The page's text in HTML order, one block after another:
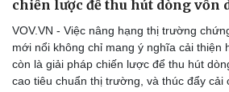
chiến lược để thu hút dòng vốn
VOV.VN - Việc nâng hạng thị trường
mới nổi không chỉ mang ý nghĩa cải thiện
còn là giải pháp chiến lược để thu hút
cao tiêu chuẩn thị trường, và thúc đẩy cải